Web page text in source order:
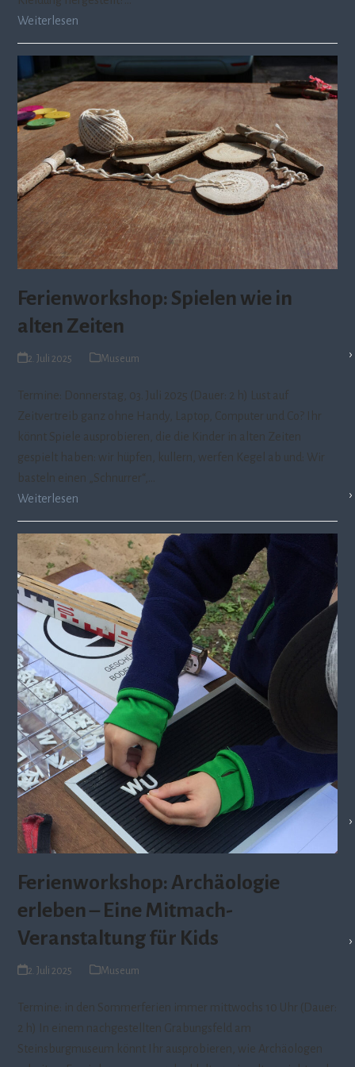
Weiterlesen
Ferienworkshop: Spielen wie in
alten Zeiten
2. Juli 2025 Museum
Termine: Donnerstag, 03. Juli 2025 (Dauer: 2 h) Lust auf
Zeitvertreib ganz ohne Handy, Laptop, Computer und Co? Ihr
könnt Spiele ausprobieren, die die Kinder in alten Zeiten
gespielt haben: wir hüpfen, kullern, werfen Kegel ab und: Wir
basteln einen „Schnurrer“,…
Weiterlesen
Ferienworkshop: Archäologie
erleben – Eine Mitmach-
Veranstaltung für Kids
2. Juli 2025 Museum
Termine: in den Sommerferien immer mittwochs 10 Uhr (Dauer:
2 h) In einem nachgestellten Grabungsfeld am
Steinsburgmuseum könnt Ihr ausprobieren, wie Archäologen